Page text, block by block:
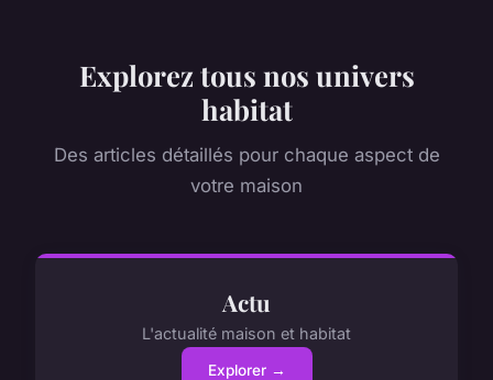
Explorez tous nos univers
habitat
Des articles détaillés pour chaque aspect de
votre maison
Actu
L'actualité maison et habitat
Explorer →